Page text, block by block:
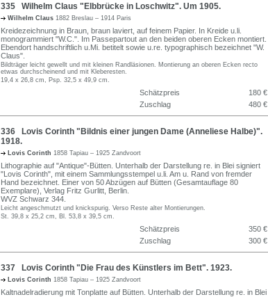
335 Wilhelm Claus "Elbbrücke in Loschwitz". Um 1905.
Wilhelm Claus 1882 Breslau – 1914 Paris
Kreidezeichnung in Braun, braun laviert, auf feinem Papier. In Kreide u.li.
monogrammiert "W.C.". Im Passepartout an den beiden oberen Ecken montiert.
Ebendort handschriftlich u.Mi. betitelt sowie u.re. typographisch bezeichnet "W.
Claus".
Bildträger leicht gewellt und mit kleinen Randläsionen. Montierung an oberen Ecken recto
etwas durchscheinend und mit Kleberesten.
19,4 x 26,8 cm, Psp. 32,5 x 49,9 cm.
Schätzpreis
180 €
Zuschlag
480 €
336 Lovis Corinth "Bildnis einer jungen Dame (Anneliese Halbe)".
1918.
Lovis Corinth 1858 Tapiau – 1925 Zandvoort
Lithographie auf "Antique"-Bütten. Unterhalb der Darstellung re. in Blei signiert
"Lovis Corinth", mit einem Sammlungsstempel u.li. Am u. Rand von fremder
Hand bezeichnet. Einer von 50 Abzügen auf Bütten (Gesamtauflage 80
Exemplare), Verlag Fritz Gurlitt, Berlin.
WVZ Schwarz 344.
Leicht angeschmutzt und knickspurig. Verso Reste alter Montierungen.
St. 39,8 x 25,2 cm, Bl. 53,8 x 39,5 cm.
Schätzpreis
350 €
Zuschlag
300 €
337 Lovis Corinth "Die Frau des Künstlers im Bett". 1923.
Lovis Corinth 1858 Tapiau – 1925 Zandvoort
Kaltnadelradierung mit Tonplatte auf Bütten. Unterhalb der Darstellung re. in Blei